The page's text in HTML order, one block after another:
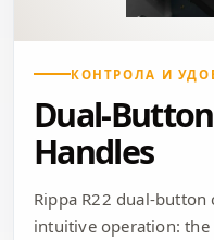
КОНТРОЛА И
Dual-
Handles
Rippa R22 dual-
intuitive operation: